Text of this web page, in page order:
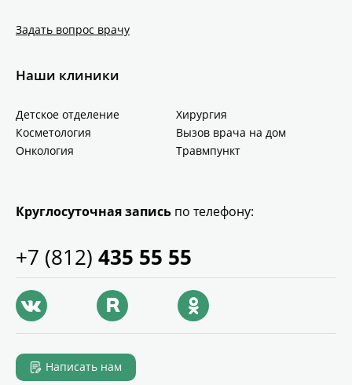
Задать вопрос врачу
Наши клиники
Детское отделение
Хирургия
Косметология
Вызов врача на дом
Онкология
Травмпункт
Круглосуточная запись по телефону:
+7 (812) 435 55 55
Написать нам